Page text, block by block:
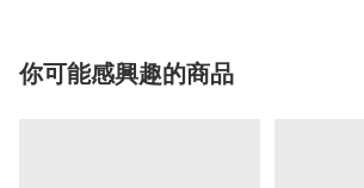
你可能感興趣的商品